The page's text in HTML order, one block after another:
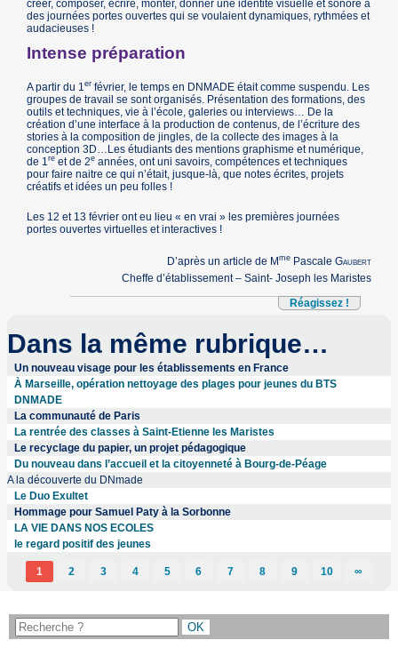
créer, composer, écrire, monter, donner une identité visuelle et sonore à
des journées portes ouvertes qui se voulaient dynamiques, rythmées et
audacieuses !
Intense préparation
A partir du 1er février, le temps en DNMADE était comme suspendu. Les
groupes de travail se sont organisés. Présentation des formations, des
outils et techniques, vie à l’école, galeries ou interviews… De la
création d’une interface à la production de contenus, de l’écriture des
stories à la composition de jingles, de la collecte des images à la
conception 3D…Les étudiants des mentions graphisme et numérique,
de 1re et de 2e années, ont uni savoirs, compétences et techniques
pour faire naitre ce qui n’était, jusque-là, que notes écrites, projets
créatifs et idées un peu folles !
Les 12 et 13 février ont eu lieu « en vrai » les premières journées
portes ouvertes virtuelles et interactives !
D’après un article de MmePascale Gaubert
Cheffe d’établissement – Saint- Joseph les Maristes
Réagissez !
Dans la même rubrique…
Un nouveau visage pour les établissements en France
À Marseille, opération nettoyage des plages pour jeunes du BTS
DNMADE
La communauté de Paris
La rentrée des classes à Saint-Etienne les Maristes
Le recyclage du papier, un projet pédagogique
Du nouveau dans l’accueil et la citoyenneté à Bourg-de-Péage
A la découverte du DNmade
Le Duo Exultet
Hommage pour Samuel Paty à la Sorbonne
LA VIE DANS NOS ECOLES
le regard positif des jeunes
1 2 3 4 5 6 7 8 9 10 ∞